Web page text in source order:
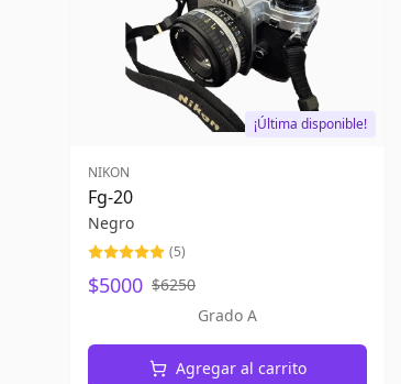
¡Última disponible!
NIKON
Fg-20
Negro
(5)
$5000 $6250
Grado A
Agregar al carrito